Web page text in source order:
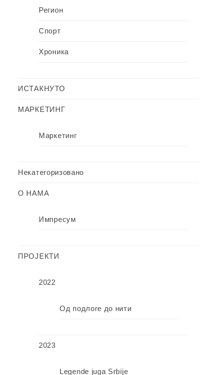
Регион
Спорт
Хроника
ИСТАКНУТО
МАРКЕТИНГ
Маркетинг
Некатегоризовано
О НАМА
Импресум
ПРОЈЕКТИ
2022
Од подлоге до нити
2023
Legende juga Srbije